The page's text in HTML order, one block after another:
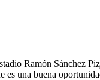
Ramón Sánchez
es una buena